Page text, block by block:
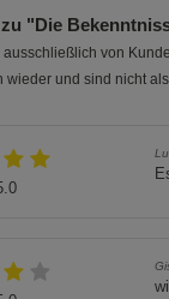
"Die
von
und sind nicht